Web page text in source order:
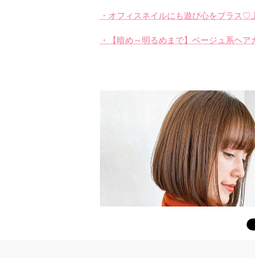
・オフィスネイルにも遊び心をプラス
・【暗め～明るめまで】ベージュ系ヘ